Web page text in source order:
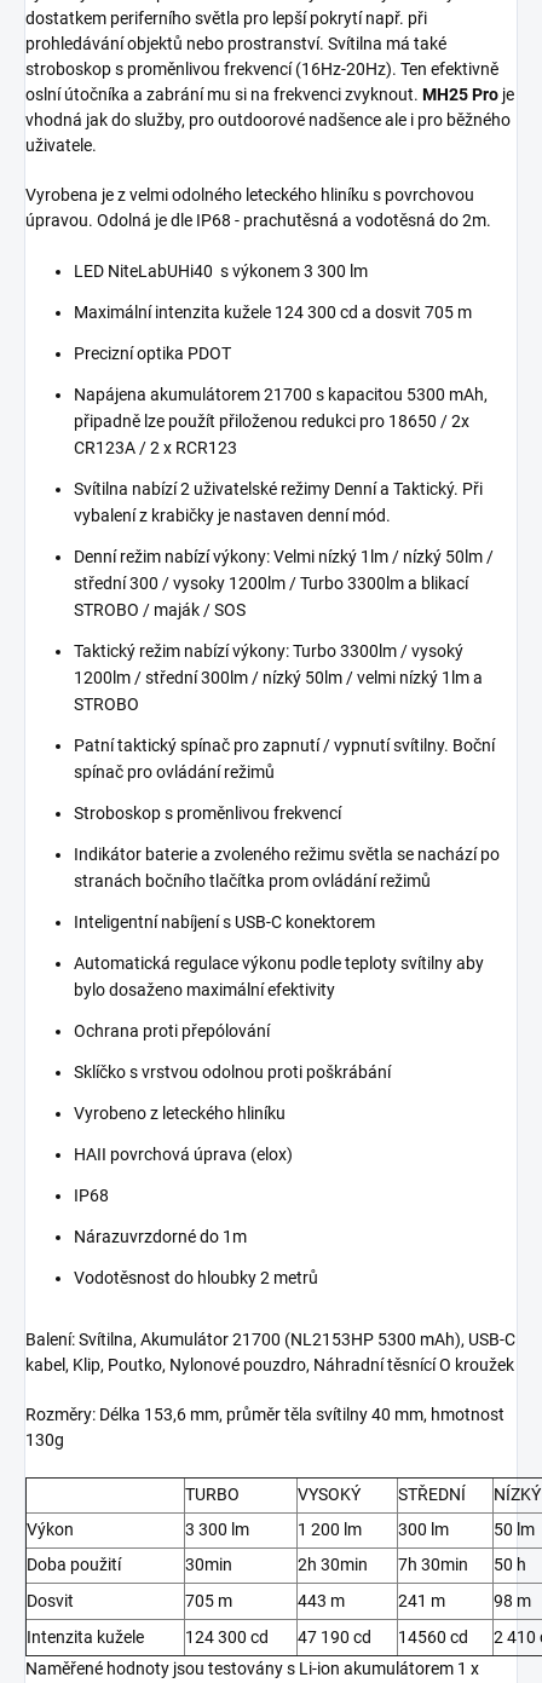
dostatkem periferního světla pro lepší pokrytí např. při
prohledávání objektů nebo prostranství. Svítilna má také
stroboskop s proměnlivou frekvencí (16Hz-20Hz). Ten efektivně
oslní útočníka a zabrání mu si na frekvenci zvyknout. MH25 Pro je
vhodná jak do služby, pro outdoorové nadšence ale i pro běžného
uživatele.
Vyrobena je z velmi odolného leteckého hliníku s povrchovou
úpravou. Odolná je dle IP68 - prachutěsná a vodotěsná do 2m.
LED NiteLabUHi40 s výkonem 3 300 lm
Maximální intenzita kužele 124 300 cd a dosvit 705 m
Precizní optika PDOT
Napájena akumulátorem 21700 s kapacitou 5300 mAh,
připadně lze použít přiloženou redukci pro 18650 / 2x
CR123A / 2 x RCR123
Svítilna nabízí 2 uživatelské režimy Denní a Taktický. Při
vybalení z krabičky je nastaven denní mód.
Denní režim nabízí výkony: Velmi nízký 1lm / nízký 50lm /
střední 300 / vysoky 1200lm / Turbo 3300lm a blikací
STROBO / maják / SOS
Taktický režim nabízí výkony: Turbo 3300lm / vysoký
1200lm / střední 300lm / nízký 50lm / velmi nízký 1lm a
STROBO
Patní taktický spínač pro zapnutí / vypnutí svítilny. Boční
spínač pro ovládání režimů
Stroboskop s proměnlivou frekvencí
Indikátor baterie a zvoleného režimu světla se nachází po
stranách bočního tlačítka prom ovládání režimů
Inteligentní nabíjení s USB-C konektorem
Automatická regulace výkonu podle teploty svítilny aby
bylo dosaženo maximální efektivity
Ochrana proti přepólování
Sklíčko s vrstvou odolnou proti poškrábání
Vyrobeno z leteckého hliníku
HAII povrchová úprava (elox)
IP68
Nárazuvrzdorné do 1m
Vodotěsnost do hloubky 2 metrů
Balení: Svítilna, Akumulátor 21700 (NL2153HP 5300 mAh), USB-C
kabel, Klip, Poutko, Nylonové pouzdro, Náhradní těsnící O kroužek
Rozměry: Délka 153,6 mm, průměr těla svítilny 40 mm, hmotnost
130g
TURBO VYSOKÝ STŘEDNÍ
NÍZKÝ
Výkon
3 300 lm 1 200 lm 300 lm
50 lm
Doba použití
30min 2h 30min 7h 30min
50 h
Dosvit
705 m 443 m 241 m
98 m
Intenzita kužele
124 300 cd 47 190 cd 14560 cd
2 410
Naměřené hodnoty jsou testovány s Li-ion akumulátorem 1 x